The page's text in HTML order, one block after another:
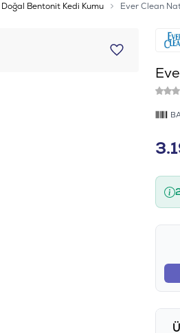
Doğal Bentonit Kedi Kumu Ever Clean